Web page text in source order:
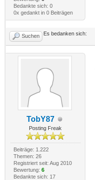
Bedankte sich: 0
0x gedankt in 0 Beiträgen
Suchen Es bedanken sich:
TobY87
Posting Freak
Beiträge: 1.222
Themen: 26
Registriert seit: Aug 2010
Bewertung: 6
Bedankte sich: 17